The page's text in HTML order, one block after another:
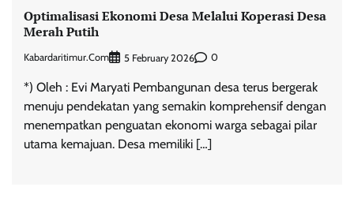
Optimalisasi Ekonomi Desa Melalui Koperasi Desa
Merah Putih
Kabardaritimur.com 5 February 2026 0
*) Oleh : Evi Maryati Pembangunan desa terus bergerak
menuju pendekatan yang semakin komprehensif dengan
menempatkan penguatan ekonomi warga sebagai pilar
utama kemajuan. Desa memiliki […]